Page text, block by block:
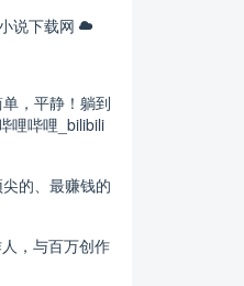
说下载网
，平静！躺到
哩哔哩_bilibili
的、最赚钱的
，与百万创作